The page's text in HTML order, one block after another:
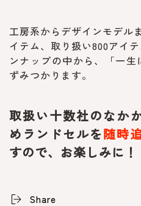
工房系からデザインモデル
イテム、取り扱い800アイ
ンナップの中から、「一
ずみつかります。
取扱い十数社のなか
めランドセルを随時
すので、お楽しみに！
Share